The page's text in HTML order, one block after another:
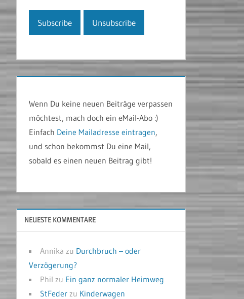
Wenn Du keine neuen Beiträge verpassen
möchtest, mach doch ein eMail-Abo :)
Einfach Deine Mailadresse eintragen,
und schon bekommst Du eine Mail,
sobald es einen neuen Beitrag gibt!
NEUESTE KOMMENTARE
Annika zu Durchbruch – oder
Verzögerung?
Phil zu Ein ganz normaler Heimweg
StFeder zu Kinderwagen